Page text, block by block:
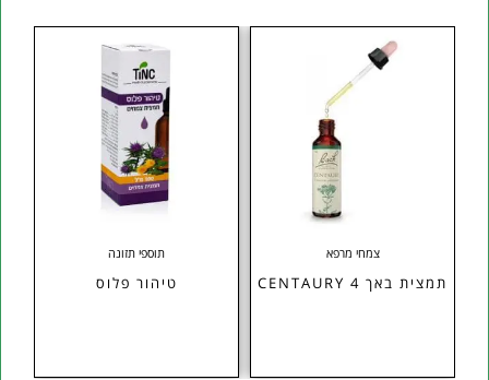
צמחי מרפא
תמצית באך 4 CENTAURY
תוספי תזונה
טיהור פלוס